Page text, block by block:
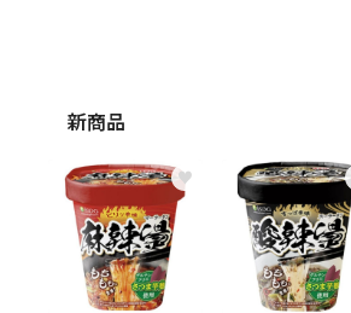
新商品
♥